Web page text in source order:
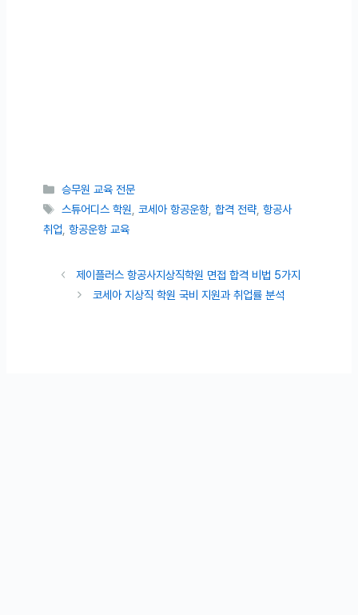
카테고리
승무원 교육 전문
태그
스튜어디스 학원 ,코세아 항공운항 ,합격 전략 ,항공사
취업 항공운항 교육
제이플러스 항공사지상직학원 면접 합격 비법 5가지
코세아 지상직 학원 국비 지원과 취업률 분석